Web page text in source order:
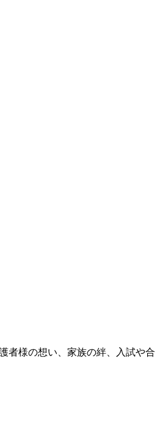
者様の想い、家族の絆、入試や合